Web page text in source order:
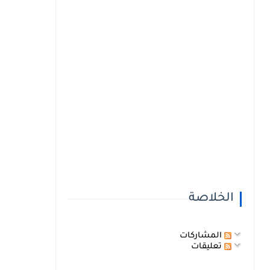
الخلاصة
المشاركات
تعليقات